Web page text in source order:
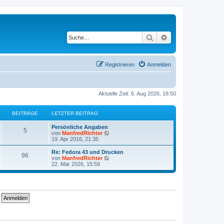
Suche
Anmelden
Registrieren
Aktuelle Zeit: 6. Aug 2026, 18:50
BEITRÄGE LETZTER BEITRAG
5
Persönliche Angaben
von ManfredRichter
u
e
r
i
19. Apr 2016, 21:35
96
Re: Fedora 43 und Drucken
von ManfredRichter
u
22. Mär 2026, 15:59